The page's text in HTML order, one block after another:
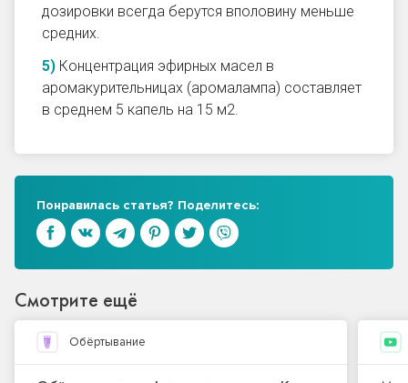
дозировки всегда берутся вполовину меньше
средних.
Концентрация эфирных масел в
аромакурительницах (аромалампа) составляет
в среднем 5 капель на 15 м2.
Понравилась статья? Поделитесь:
Смотрите ещё
Обёртывание